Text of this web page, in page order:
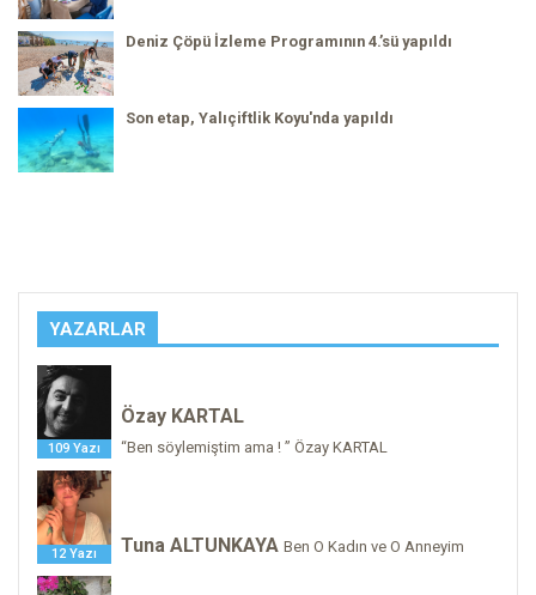
Deniz Çöpü İzleme Programının 4.’sü yapıldı
Son etap, Yalıçiftlik Koyu'nda yapıldı
YAZARLAR
109 Yazı
Özay KARTAL
“Ben söylemiştim ama ! ” Özay KARTAL
12 Yazı Tuna ALTUNKAYA Ben O Kadın ve O Anneyim